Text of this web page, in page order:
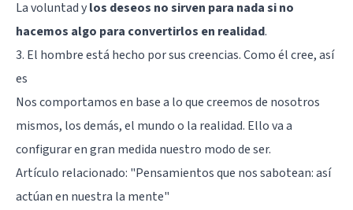
La voluntad ylos deseos no sirven para nada si no
hacemos algo para convertirlos en realidad.
3. El hombre está hecho por sus creencias. Como él cree, así
es
Nos comportamos en base a lo que creemos de nosotros
mismos, los demás, el mundo o la realidad. Ello va a
configurar en gran medida nuestro modo de ser.
Artículo relacionado: "Pensamientos que nos sabotean: así
actúan en nuestra la mente"